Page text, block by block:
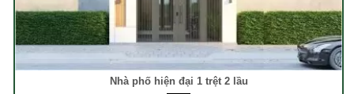
Nhà phố hiện đại 1 trệt 2 lầu